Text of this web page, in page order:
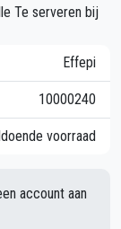
Te serveren bij
Effepi
10000240
voorraad
account aan